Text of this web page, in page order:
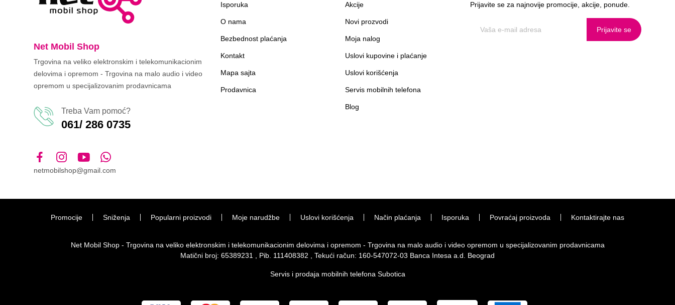
Net Mobil Shop
Trgovina na veliko elektronskim i telekomunikacionim
delovima i opremom - Trgovina na malo audio i video
opremom u specijalizovanim prodavnicama
Treba Vam pomoć?
061/ 286 0735
netmobilshop@gmail.com
Isporuka
O nama
Bezbednost plaćanja
Kontakt
Mapa sajta
Prodavnica
Akcije
Novi prozvodi
Moja nalog
Uslovi kupovine i plaćanje
Uslovi korišćenja
Servis mobilnih telefona
Blog
Prijavite se za najnovije promocije, akcije, ponude.
Prijavite se
Promocije Sniženja Popularni proizvodi Moje narudžbe Uslovi korišćenja Način plaćanja Isporuka Povraćaj proizvoda Kontaktirajte nas
Net Mobil Shop - Trgovina na veliko elektronskim i telekomunikacionim delovima i opremom - Trgovina na malo audio i video opremom u specijalizovanim prodavnicama
Matični broj: 65389231 , Pib. 111408382 , Tekući račun: 160-547072-03 Banca Intesa a.d. Beograd
Servis i prodaja mobilnih telefona Subotica